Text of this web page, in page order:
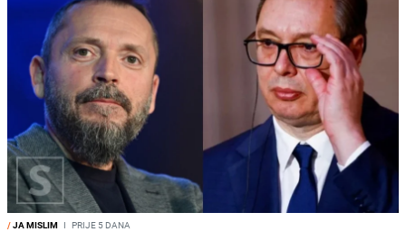
/JA MISLIM I PRIJE 5 DANA